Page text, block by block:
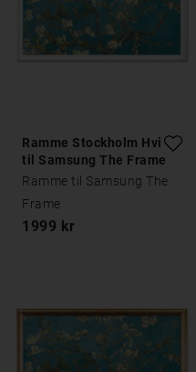
Ramme Stockholm Hvid
til Samsung The Frame
Ramme til Samsung The
Frame
1999 kr